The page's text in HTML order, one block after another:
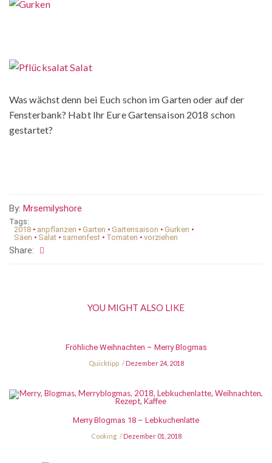
Was wächst denn bei Euch schon im Garten oder auf der
Fensterbank? Habt Ihr Eure Gartensaison 2018 schon
gestartet?
By: Mrsemilyshore
Tags:
2018 • anpflanzen • Garten • Gartensaison • Gurken •
Säen • Salat • samenfest • Tomaten • vorziehen
Share:
YOU MIGHT ALSO LIKE
Fröhliche Weihnachten – Merry Blogmas
Quicktipp Dezember 24, 2018
Merry Blogmas 18 – Lebkuchenlatte
Cooking Dezember 01, 2018